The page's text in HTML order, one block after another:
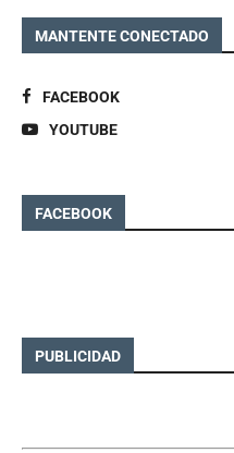
MANTENTE CONECTADO
FACEBOOK
YOUTUBE
FACEBOOK
PUBLICIDAD